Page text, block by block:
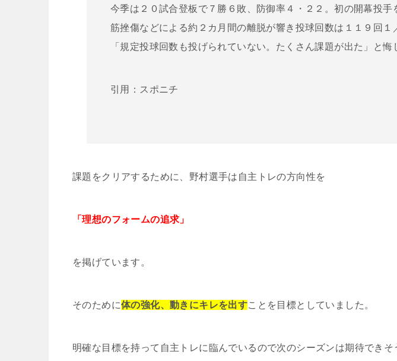
今季は２０試合登板で７勝６敗、防御率４・２２。初の開幕投手
筋挫傷などによる約２カ月間の離脱が響き投球回数は１１９回１
「規定投球回数も投げられていない。たくさん課題が出た」と悔
引用：スポニチ
課題をクリアするために、野村選手は自主トレの方向性を
「理想のフォームの追求」
を掲げています。
そのために体の強化、動きにキレを出すことを目標としていました。
明確な目標を持って自主トレに臨んでいるので次のシーズンは期待できそ